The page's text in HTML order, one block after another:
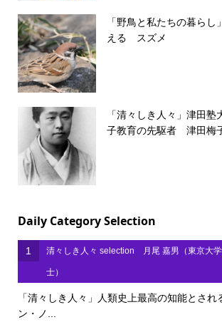
「野鳥と私たちの暮ら
える スズメ
「清々しき人々」津田
子教育の先駆者 津田梅
Daily Category Selection
1 清々しき人々 selection 月尾 嘉男（東京大
士）
「清々しき人々」人類史上最高の知能とされ
ン・ノ...